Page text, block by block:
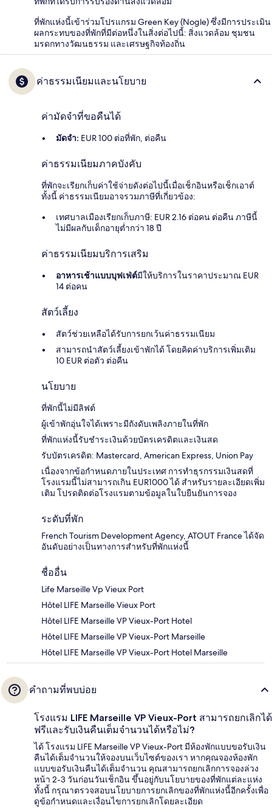
ที่พักแห่งนี้เข้าร่วมโปรแกรม Green Key (Nogle) ซึ่งมีการประเมิน
ผลกระทบของที่พักที่มีต่อหนึ่งในสิ่งต่อไปนี้: สิ่งแวดล้อม ชุมชน
มรดกทางวัฒนธรรม และเศรษฐกิจท้องถิ่น
ค่าธรรมเนียมและนโยบาย
ค่ามัดจำที่ขอคืนได้
มัดจำ: EUR 100 ต่อที่พัก, ต่อคืน
ค่าธรรมเนียมภาคบังคับ
ที่พักจะเรียกเก็บค่าใช้จ่ายดังต่อไปนี้เมื่อเช็กอินหรือเช็กเอาต์
ทั้งนี้ ค่าธรรมเนียมอาจรวมภาษีที่เกี่ยวข้อง:
เทศบาลเมืองเรียกเก็บภาษี: EUR 2.16 ต่อคน ต่อคืน ภาษีนี้
ไม่มีผลกับเด็กอายุต่ำกว่า 18 ปี
ค่าธรรมเนียมบริการเสริม
อาหารเช้าแบบบุฟเฟ่ต์มีให้บริการในราคาประมาณ EUR
14 ต่อคน
สัตว์เลี้ยง
สัตว์ช่วยเหลือได้รับการยกเว้นค่าธรรมเนียม
สามารถนำสัตว์เลี้ยงเข้าพักได้ โดยคิดค่าบริการเพิ่มเติม
10 EUR ต่อตัว ต่อคืน
นโยบาย
ที่พักนี้ไม่มีลิฟต์
ผู้เข้าพักอุ่นใจได้เพราะมีถังดับเพลิงภายในที่พัก
ที่พักแห่งนี้รับชำระเงินด้วยบัตรเครดิตและเงินสด
รับบัตรเครดิต: Mastercard, American Express, Union Pay
เนื่องจากข้อกำหนดภายในประเทศ การทำธุรกรรมเงินสดที่
โรงแรมนี้ไม่สามารถเกิน EUR1000 ได้ สำหรับรายละเอียดเพิ่ม
เติม โปรดติดต่อโรงแรมตามข้อมูลในใบยืนยันการจอง
ระดับที่พัก
French Tourism Development Agency, ATOUT France ได้จัด
อันดับอย่างเป็นทางการสำหรับที่พักแห่งนี้
ชื่ออื่น
Life Marseille Vp Vieux Port
Hôtel LIFE Marseille Vieux Port
Hôtel LIFE Marseille VP Vieux-Port Hotel
Hôtel LIFE Marseille VP Vieux-Port Marseille
Hôtel LIFE Marseille VP Vieux-Port Hotel Marseille
คำถามที่พบบ่อย
โรงแรม LIFE Marseille VP Vieux-Port สามารถยกเลิกได้
ฟรีและรับเงินคืนเต็มจำนวนได้หรือไม่?
ได้ โรงแรม LIFE Marseille VP Vieux-Port มีห้องพักแบบขอรับเงิน
คืนได้เต็มจำนวนให้จองบนเว็บไซต์ของเรา หากคุณจองห้องพัก
แบบขอรับเงินคืนได้เต็มจำนวน คุณสามารถยกเลิกการจองล่วง
หน้า 2-3 วันก่อนวันเช็กอิน ขึ้นอยู่กับนโยบายของที่พักแต่ละแห่ง
ทั้งนี้ กรุณาตรวจสอบนโยบายการยกเลิกของที่พักแห่งนี้อีกครั้งเพื่อ
ดูข้อกำหนดและเงื่อนไขการยกเลิกโดยละเอียด